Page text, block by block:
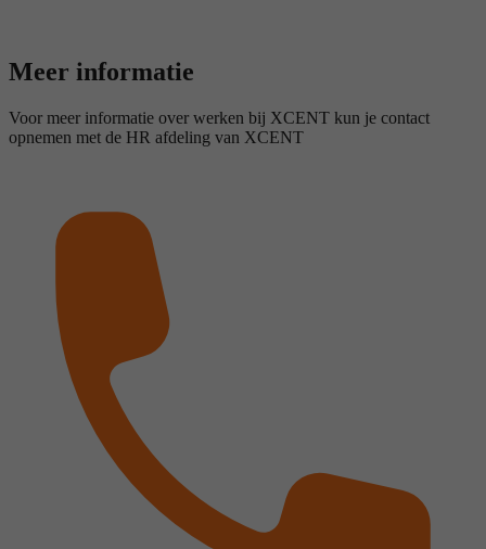
Meer informatie
Voor meer informatie over werken bij XCENT kun je contact
opnemen met de HR afdeling van XCENT